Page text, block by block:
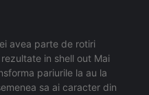
avea parte de rotiri
in shell out Mai
pariurile la au la
sa ai caracter din